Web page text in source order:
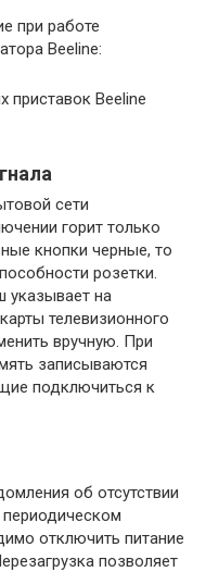
при работе
Beeline:
приставок Beeline
сети
горит только
кнопки черные, то
розетки.
указывает на
телевизионного
вручную. При
записываются
подключиться к
об отсутствии
периодическом
отключить питание
позволяет